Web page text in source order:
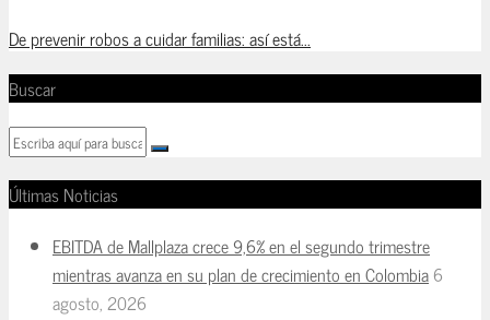
De prevenir robos a cuidar familias: así está...
Buscar
Últimas Noticias
EBITDA de Mallplaza crece 9,6% en el segundo trimestre
mientras avanza en su plan de crecimiento en Colombia6
agosto, 2026